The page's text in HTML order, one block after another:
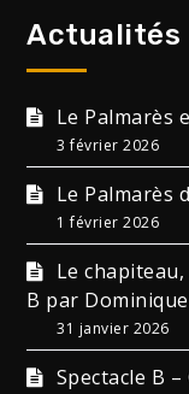
Actualités
Le Palmarès
3 février 2026
Le Palmarès
1 février 2026
Le
B par
31 janvier 2026
Spectacle B –